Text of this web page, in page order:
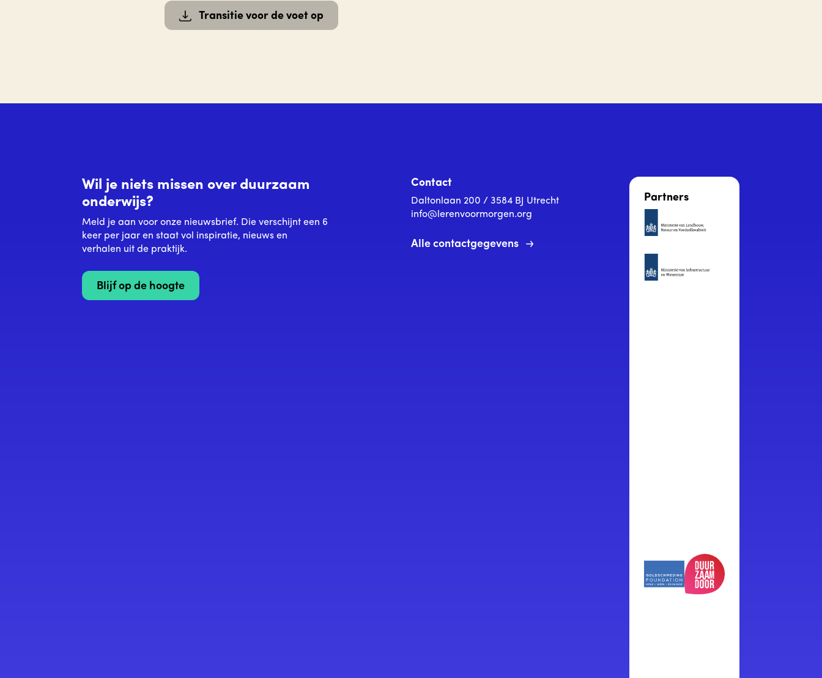
Transitie voor de voet op
Wil je niets missen over duurzaam
onderwijs?
Meld je aan voor onze nieuwsbrief. Die verschijnt een 6
keer per jaar en staat vol inspiratie, nieuws en
verhalen uit de praktijk.
Blijf op de hoogte
Contact
Daltonlaan 200 / 3584 BJ Utrecht
info@lerenvoormorgen.org
Alle contactgegevens
Partners